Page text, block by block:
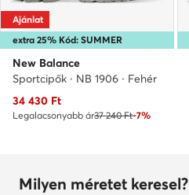
extra 25% Kód: SUMMER
Ajánlat
New Balance
Sportcipők · NB 1906 · Fehér
Aktuális ár
34 430 Ft
Legalacsonyabb ár37 240 Ft-7%
Milyen méretet keresel?